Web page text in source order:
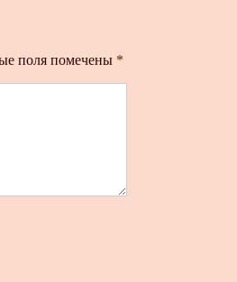
поля помечены *